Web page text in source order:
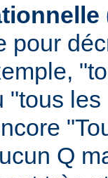
pour
"tous
Q